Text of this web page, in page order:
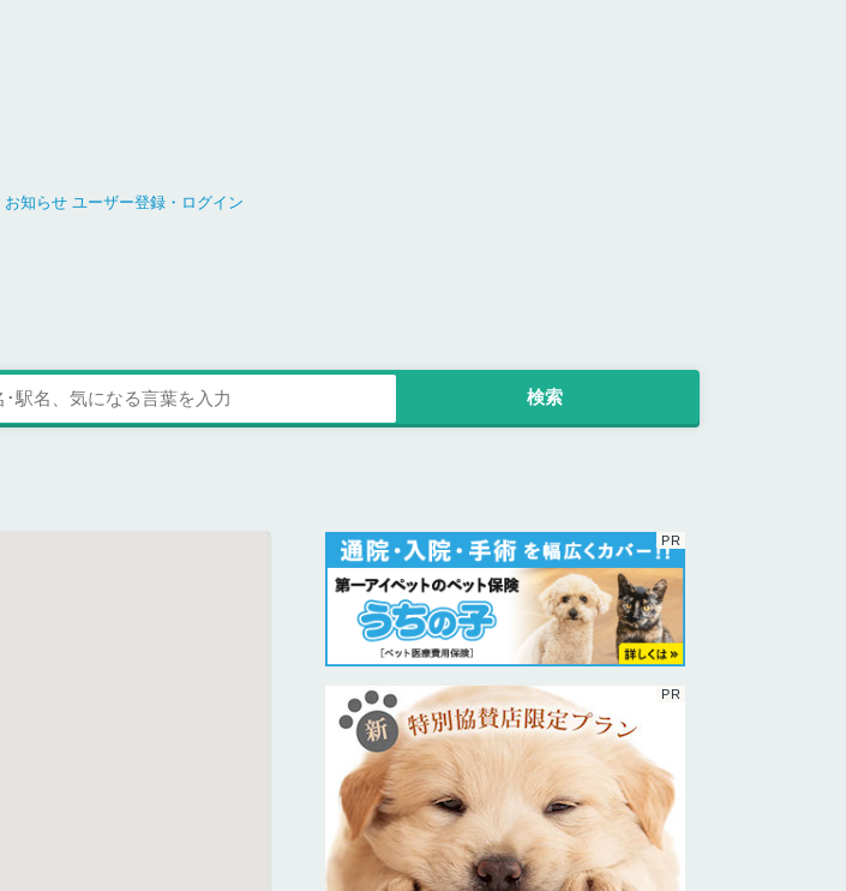
お知らせ ユーザー登録・ログイン